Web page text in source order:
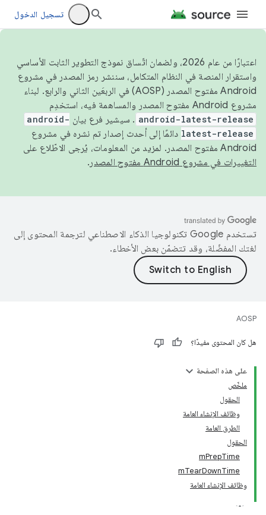
تسجيل الدخول
اعتبارًا من عام 2026، ولضمان اتّساق نموذج التطوير الثابت الأساسي
واستقرار المنصة في النظام المتكامل، سننشر رمز المصدر في مشروع
Android مفتوح المصدر (AOSP) في الربعَين الثاني والرابع. لبناء
مشروع Android مفتوح المصدر والمساهمة فيه، استخدِم
android-latest-release . سيشير فرع بيان android-
latest-release دائمًا إلى أحدث إصدار تم نشره في مشروع
Android مفتوح المصدر. لمزيد من المعلومات، يُرجى الاطّلاع على
التغييرات في مشروع Android مفتوح المصدر
.
تستخدم Google تكنولوجيا الذكاء الاصطناعي لترجمة المحتوى إلى
لغتك المفضّلة، وقد تتضمّن بعض الأخطاء.
AOSP
هل كان المحتوى مفيدًا؟
على هذه الصفحة
ملخّص
الحقول
وظائف الإنشاء العامة
الطرق العامة
الحقول
mPrepTime
mTearDownTime
وظائف الإنشاء العامة